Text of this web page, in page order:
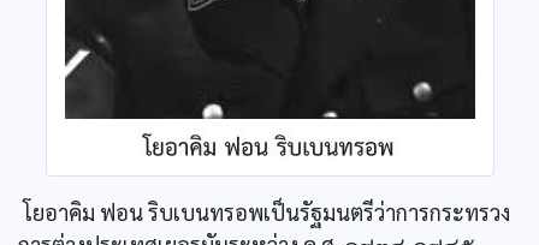
โยอาคิม ฟอน ริบเบนทรอพเป็นรัฐมนตรีว่าการกระทรวง